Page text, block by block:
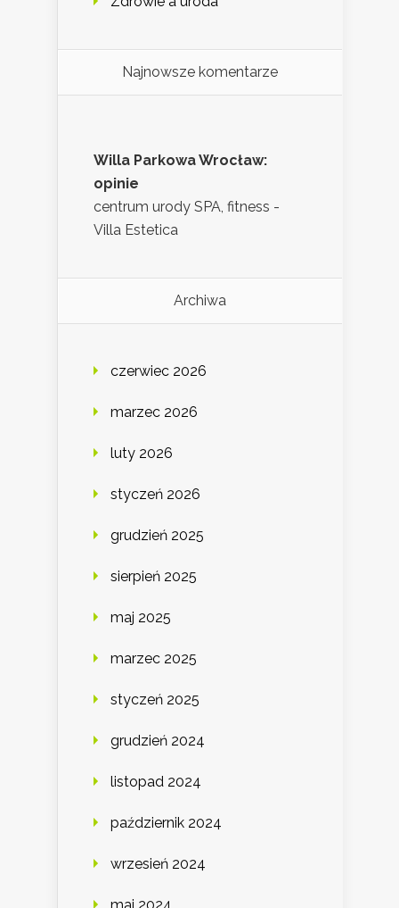
Najnowsze komentarze
Willa Parkowa Wrocław:
opinie
centrum urody SPA, fitness -
Villa Estetica
Archiwa
czerwiec 2026
marzec 2026
luty 2026
styczeń 2026
grudzień 2025
sierpień 2025
maj 2025
marzec 2025
styczeń 2025
grudzień 2024
listopad 2024
październik 2024
wrzesień 2024
maj 2024